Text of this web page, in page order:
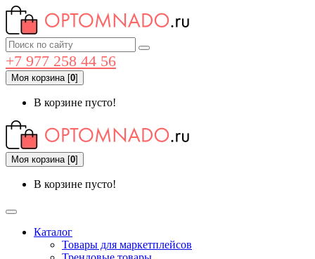
+7 977 258 44 56
Моя корзина[0]
В корзине пусто!
Моя корзина[0]
В корзине пусто!
Каталог
Товары для маркетплейсов